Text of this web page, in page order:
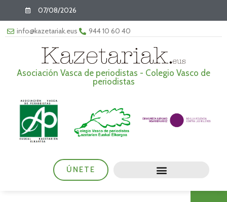
07/08/2026
info@kazetariak.eus 944 10 60 40
Asociación Vasca de periodistas - Colegio Vasco de
periodistas
ÚNETE